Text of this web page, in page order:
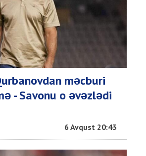
məcburi
- Savonu o əvəzlədi
6 Avqust 20:43